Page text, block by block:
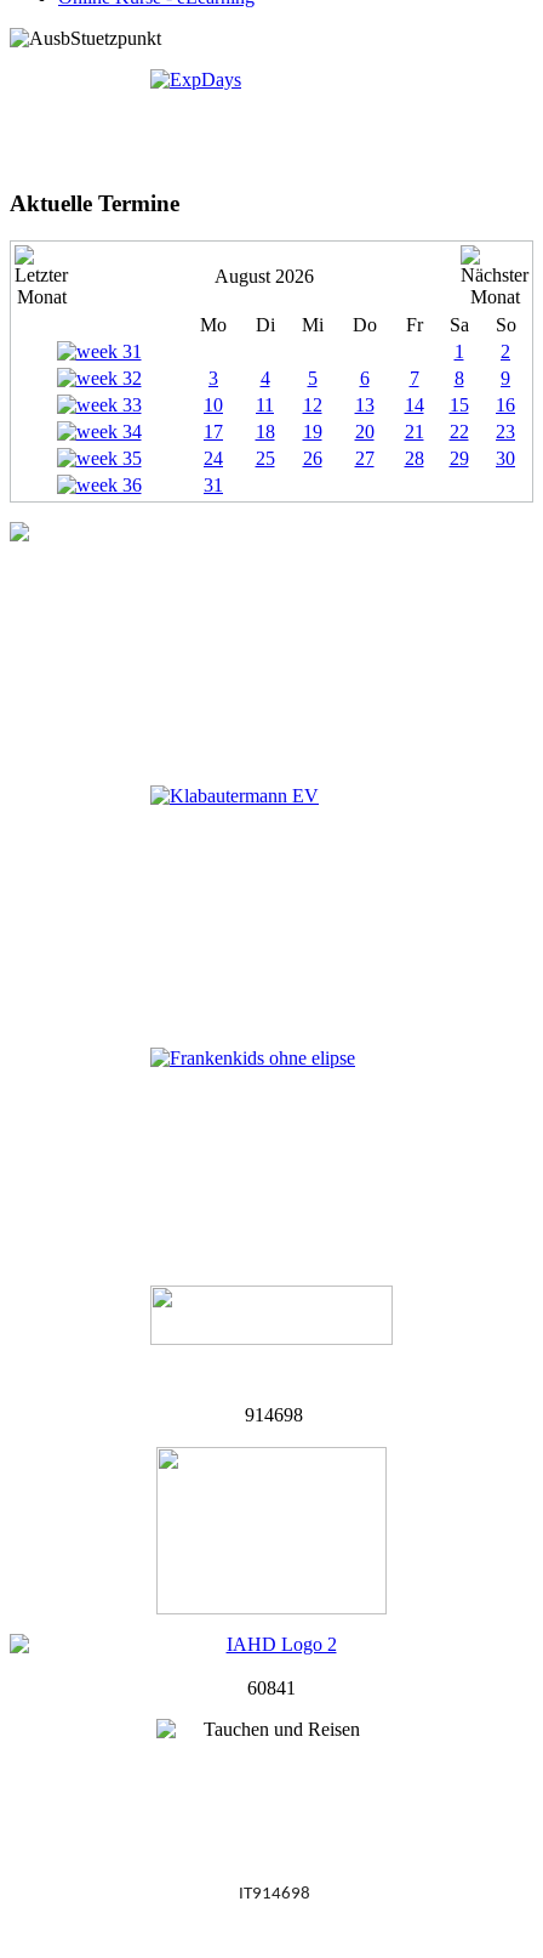
Aktuelle Termine
August 2026
Mo Di Mi Do Fr Sa
So
1
2
3
4 5 6 7 8
9
10
11 12 13 14 15
16
17
18 19 20 21 22
23
24
25 26 27 28 29
30
31
914698
60841
IT914698